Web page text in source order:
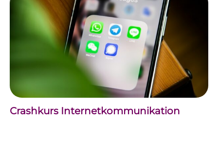
Crashkurs Internetkommunikation